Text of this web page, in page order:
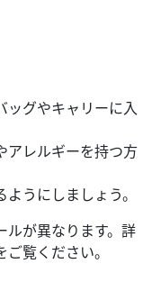
ッグやキャリーに入
アレルギーを持つ方
うにしましょう。
ルが異なります。詳
覧ください。